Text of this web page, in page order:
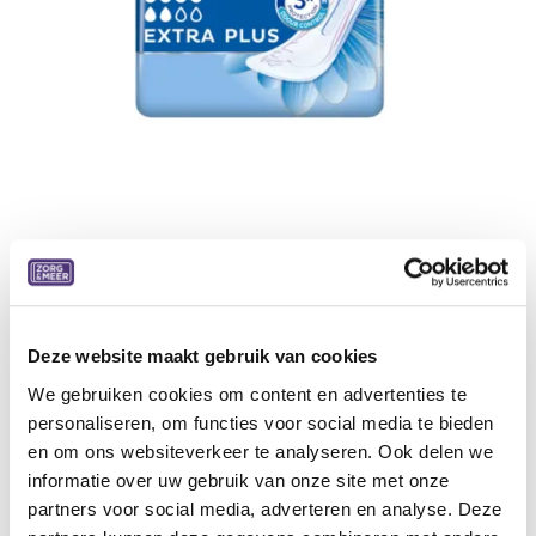
Deze website maakt gebruik van cookies
We gebruiken cookies om content en advertenties te
personaliseren, om functies voor social media te bieden
en om ons websiteverkeer te analyseren. Ook delen we
informatie over uw gebruik van onze site met onze
partners voor social media, adverteren en analyse. Deze
Tena Discreet Extra Plus 6 dr
16 stuks, 6 pakken/doos
Specificaties:
Absorptie: geschikt voor lichte (5 druppels)
incontinentie
Actieve huidbescherming
Geurneutraliserend
Antilekrandjes
Kleefstrook